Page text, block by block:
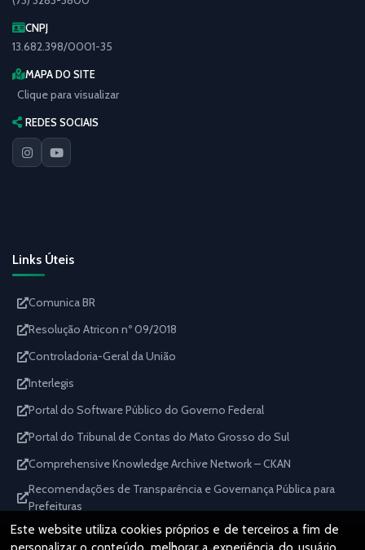
CNPJ
13.682.398/0001-35
MAPA DO SITE
Clique para visualizar
REDES SOCIAIS
Links Úteis
Comunica BR
Resolução Atricon nº 09/2018
Controladoria-Geral da União
Interlegis
Portal do Software Público do Governo Federal
Portal do Tribunal de Contas do Mato Grosso do Sul
Comprehensive Knowledge Archive Network – CKAN
Recomendações de Transparência e Governança Pública para
Prefeituras
Este website utiliza cookies próprios e de terceiros a fim de